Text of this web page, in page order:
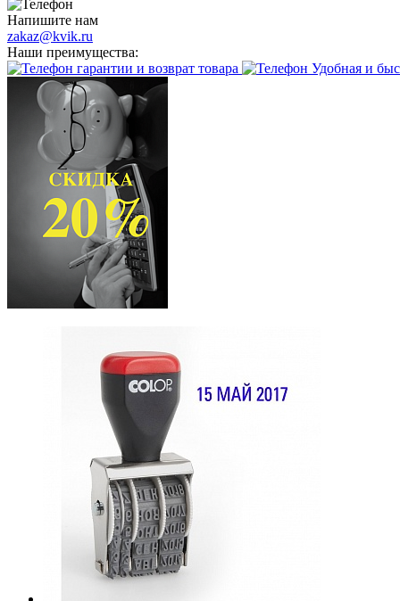
Напишите нам
zakaz@kvik.ru
Наши преимущества:
гарантии и возврат товара
Удобная и